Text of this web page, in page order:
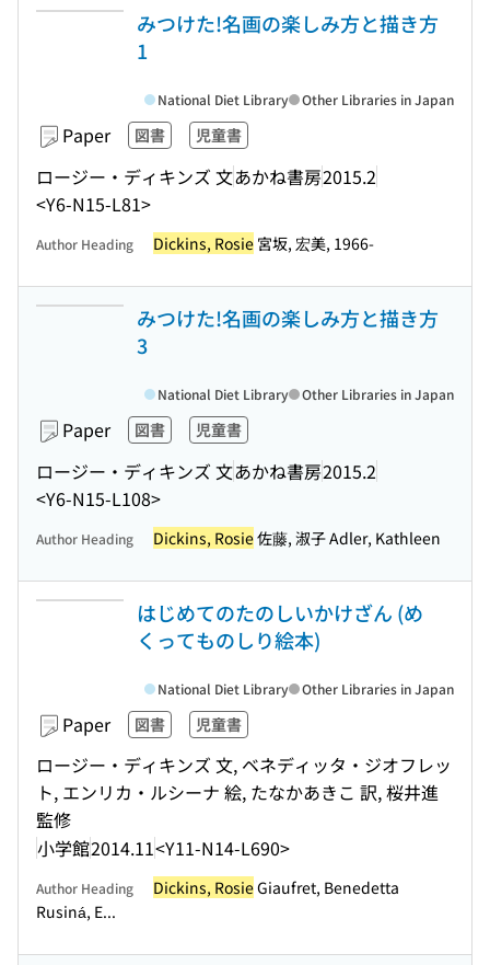
みつけた!名画の楽しみ方と描き方
1
Paper 図書 児童書
ロージー・ディキンズ 文あかね書房2015.2
<Y6-N15-L81>
National Diet Library Other Libraries in Japan
Author Heading Dickins, Rosie 宮坂, 宏美, 1966-
みつけた!名画の楽しみ方と描き方
3
Paper 図書 児童書
ロージー・ディキンズ 文あかね書房2015.2
<Y6-N15-L108>
National Diet Library Other Libraries in Japan
Author Heading Dickins, Rosie佐藤, 淑子 Adler, Kathleen
はじめてのたのしいかけざん (め
くってものしり絵本)
Paper 図書 児童書
ロージー・ディキンズ 文, ベネディッタ・ジオフレッ
ト, エンリカ・ルシーナ 絵, たなかあきこ 訳, 桜井進
監修
小学館2014.11<Y11-N14-L690>
National Diet Library Other Libraries in Japan
Author Heading Dickins, RosieGiaufret, Benedetta
Rusiná, E...